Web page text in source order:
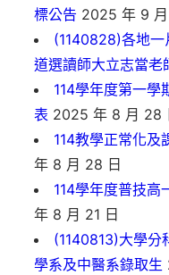
標公告 2025 年 9 月
(1140828)各地一
道選讀師大立志當老
114學年度第一
表 2025 年 8 月 28
114教學正常化及
年 8 月 28 日
114學年度普技高
年 8 月 21 日
(1140813)大學分
學系及中醫系錄取生